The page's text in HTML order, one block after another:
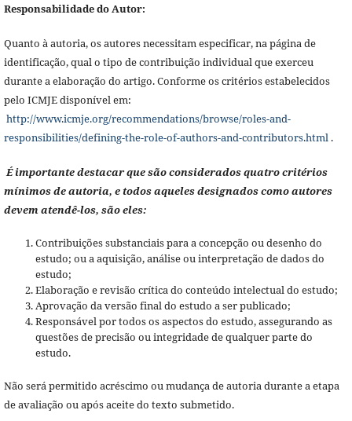
Responsabilidade do Autor:
Quanto à autoria, os autores necessitam especificar, na página de
identificação, qual o tipo de contribuição individual que exerceu
durante a elaboração do artigo. Conforme os critérios estabelecidos
pelo ICMJE disponível em:
http://www.icmje.org/recommendations/browse/roles-and-
responsibilities/defining-the-role-of-authors-and-contributors.html.
É importante destacar que são considerados quatro critérios
mínimos de autoria, e todos aqueles designados como autores
devem atendê-los, são eles:
Contribuições substanciais para a concepção ou desenho do
estudo; ou a aquisição, análise ou interpretação de dados do
estudo;
Elaboração e revisão crítica do conteúdo intelectual do estudo;
Aprovação da versão final do estudo a ser publicado;
Responsável por todos os aspectos do estudo, assegurando as
questões de precisão ou integridade de qualquer parte do
estudo.
Não será permitido acréscimo ou mudança de autoria durante a etapa
de avaliação ou após aceite do texto submetido.